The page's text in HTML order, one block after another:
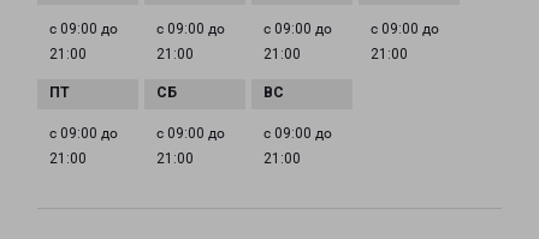
с 09:00 до
21:00
с 09:00 до
21:00
с 09:00 до
21:00
с 09:00 до
21:00
с 09:00 до
21:00
с 09:00 до
21:00
с 09:00 до
21:00